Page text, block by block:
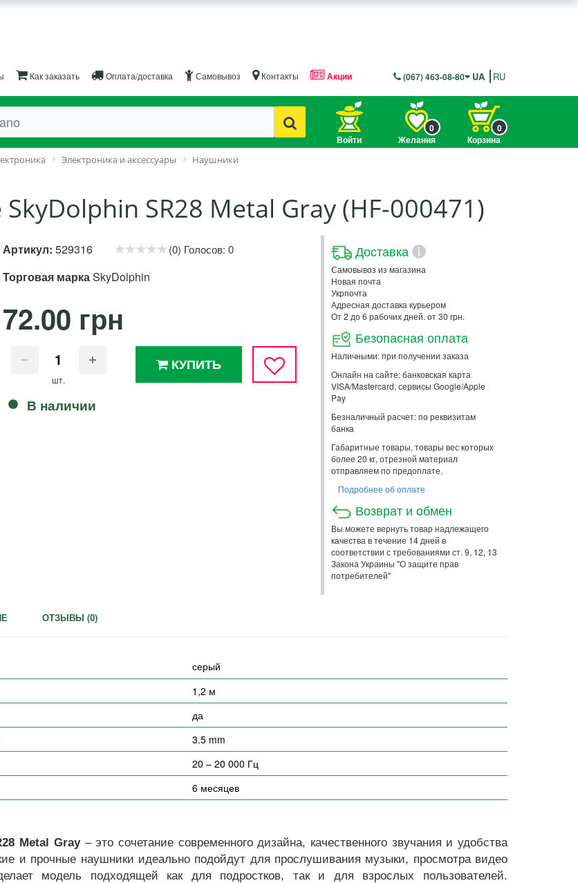
Как заказать Оплата/доставка Самовывоз Контакты Акции (067) 463-08-80 UA RU
Войти Желания
0
Корзина
0
Электроника и аксессуары
Наушники
SR28 Metal Gray (HF-000471)
Артикул: 529316 (0) Голосов: 0
Торговая маркаSkyDolphin
72.00 грн
шт.
КУПИТЬ
В наличии
Доставка i
Самовывоз из магазина
Новая почта
Укрпочта
Адресная доставка курьером
От 2 до 6 рабочих дней. от 30 грн.
Безопасная оплата
Наличными: при получении заказа
Онлайн на сайте: банковская карта
VISA/Mastercard, сервисы Google/Apple
Pay
Безналичный расчет: по реквизитам
банка
Габаритные товары, товары вес которых
более 20 кг, отрезной материал
отправляем по предоплате.
Подробнее об оплате
Возврат и обмен
Вы можете вернуть товар надлежащего
качества в течение 14 дней в
соответствии с требованиями ст. 9, 12, 13
Закона Украины "О защите прав
потребителей"
ОТЗЫВЫ (0)
серый
1,2 м
да
3.5 mm
20 – 20 000 Гц
6 месяцев
Metal Gray– это сочетание современного дизайна, качественного звучания и удобства
и прочные наушники идеально подойдут для прослушивания музыки, просмотра видео
модель подходящей как для подростков, так и для взрослых пользователей.